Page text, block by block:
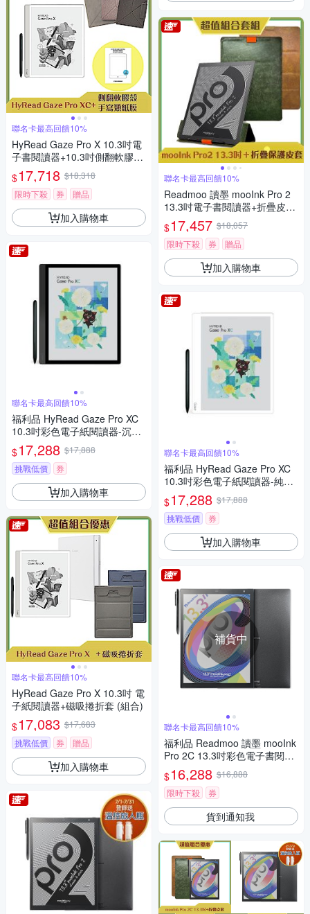
聯名卡最高回饋10%
HyRead Gaze Pro X 10.3吋電
子書閱讀器+10.3吋側翻軟膠殼
+手寫類紙膜 (組合)
$17,718 $18,318
限時下殺
券 贈品
加入購物車
聯名卡最高回饋10%
福利品 HyRead Gaze Pro XC
10.3吋彩色電子紙閱讀器-沉穩
黑
$17,288 $17,888
挑戰低價
券
加入購物車
聯名卡最高回饋10%
HyRead Gaze Pro X 10.3吋 電
子紙閱讀器+磁吸捲折套 (組合)
$17,083 $17,683
挑戰低價
券 贈品
加入購物車
聯名卡最高回饋10%
Readmoo 讀墨 mooInk Pro 2
13.3吋電子書閱讀器+折疊皮套
(組合)
$17,457 $18,057
限時下殺
券 贈品
加入購物車
聯名卡最高回饋10%
福利品 HyRead Gaze Pro XC
10.3吋彩色電子紙閱讀器-純淨
白
$17,288 $17,888
挑戰低價
券
加入購物車
補貨中
聯名卡最高回饋10%
福利品 Readmoo 讀墨 mooInk
Pro 2C 13.3吋彩色電子書閱讀
器平板
$16,288 $16,888
限時下殺
券
貨到通知我